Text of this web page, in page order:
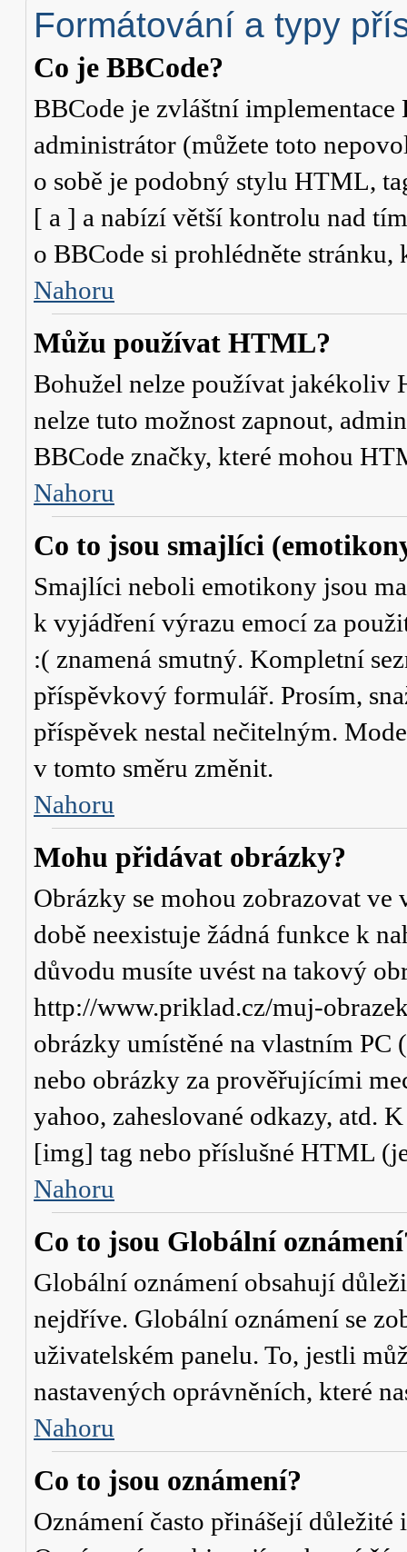
Formátování a typy
Co je BBCode?
BBCode je zvláštní
administrátor (můžete toto
o sobě je podobný stylu HTML,
[ a ] a nabízí větší kontrolu nad
o BBCode si prohlédněte
Nahoru
Můžu používat HTML?
Bohužel nelze používat jakékoliv
nelze tuto možnost zapnout,
BBCode značky, které mohou
Nahoru
Co to jsou smajlíci
Smajlíci neboli emotikony jsou
k vyjádření výrazu emocí za
:( znamená smutný. Kompletní
příspěvkový formulář. Prosím,
příspěvek nestal nečitelným.
v tomto směru změnit.
Nahoru
Mohu přidávat obrázky?
Obrázky se mohou zobrazovat
době neexistuje žádná funkce k
důvodu musíte uvést na takový
http://www.priklad.cz/muj-
obrázky umístěné na vlastním PC
nebo obrázky za prověřujícími
yahoo, zaheslované odkazy, atd.
[img] tag nebo příslušné HTML
Nahoru
Co to jsou Globální
Globální oznámení obsahují
nejdříve. Globální oznámení se
uživatelském panelu. To, jestli
nastavených oprávněních, které
Nahoru
Co to jsou oznámení?
Oznámení často přinášejí